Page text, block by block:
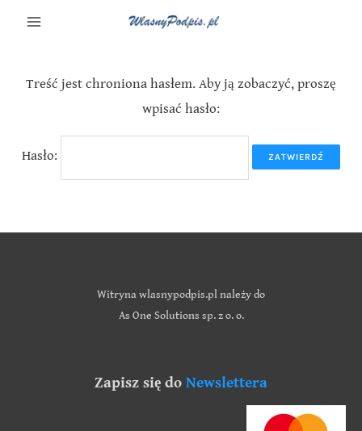
Treść jest chroniona hasłem. Aby ją zobaczyć, proszę
wpisać hasło:
Hasło:
Witryna wlasnypodpis.pl należy do
As One Solutions sp. z o. o.
Zapisz się do Newslettera